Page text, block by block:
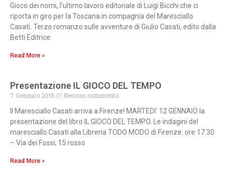
Gioco dei nomi, l’ultimo lavoro editoriale di Luigi Bicchi che ci
riporta in giro per la Toscana in compagnia del Maresciallo
Casati. Terzo romanzo sulle avventure di Giulio Casati, edito dalla
Betti Editrice
Read More »
Presentazione IL GIOCO DEL TEMPO
7 Gennaio 2016
Nessun commento
Il Maresciallo Casati arriva a Firenze! MARTEDI’ 12 GENNAIO la
presentazione del libro IL GIOCO DEL TEMPO. Le indagini del
maresciallo Casati alla Libreria TODO MODO di Firenze. ore 17.30
– Via dei Fossi, 15 rosso
Read More »